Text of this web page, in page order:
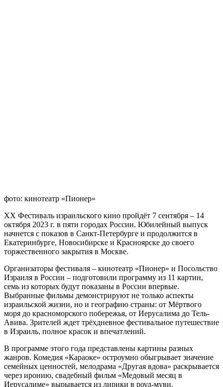
фото: кинотеатр «Пионер»
ХХ Фестиваль израильского кино пройдёт 7 сентября – 14
октября 2023 г. в пяти городах России. Юбилейный выпуск
начнется с показов в Санкт-Петербурге и продолжится в
Екатеринбурге, Новосибирске и Красноярске до своего
торжественного закрытия в Москве.
Организаторы фестиваля – кинотеатр «Пионер» и Посольство
Израиля в России – подготовили программу из 11 картин,
семь из которых будут показаны в России впервые.
Выбранные фильмы демонстрируют не только аспекты
израильской жизни, но и географию страны: от Мёртвого
моря до красноморского побережья, от Иерусалима до Тель-
Авива. Зрителей ждет трёхдневное фестивальное путешествие
в Израиль, полное красок и впечатлений.
В программе этого года представлены картины разных
жанров. Комедия «Караоке» остроумно обыгрывает значение
семейных ценностей, мелодрама «Другая вдова» раскрывается
через иронию, свадебный фильм «Медовый месяц в
Иерусалиме» вырывается из лирики в роуд-муви.